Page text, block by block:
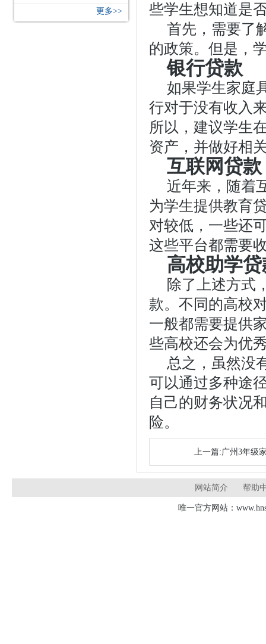
更多>>
些学生想知道是
首先，需要了
的政策。但是，
银行贷款
如果学生家庭
行对于没有收入
所以，建议学生
资产，并做好相
互联网贷款
近年来，随着
为学生提供教育
对较低，一些还
这些平台都需要
高校助学贷
除了上述方式
款。不同的高校
一般都需要提供
些高校还会为优
总之，虽然没
可以通过多种途
自己的财务状况
险。
上一篇:广州3年级
网站简介 帮助
唯一官方网站：